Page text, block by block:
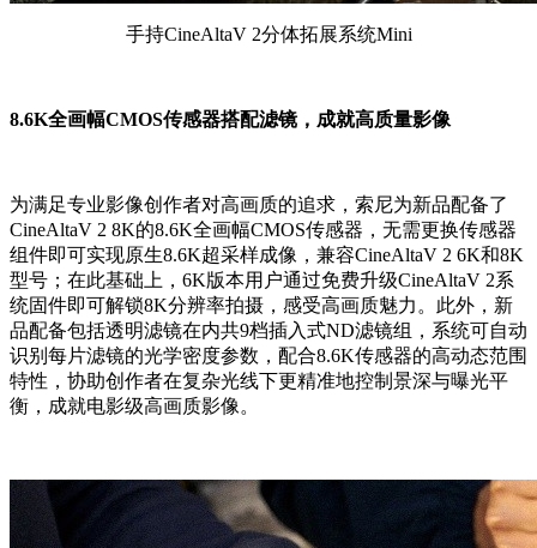
手持CineAltaV 2分体拓展系统Mini
8.6K全画幅CMOS传感器搭配滤镜，成就高质量影像
为满足专业影像创作者对高画质的追求，索尼为新品配备了
CineAltaV 2 8K的8.6K全画幅CMOS传感器，无需更换传感器
组件即可实现原生8.6K超采样成像，兼容CineAltaV 2 6K和8K
型号；在此基础上，6K版本用户通过免费升级CineAltaV 2系
统固件即可解锁8K分辨率拍摄，感受高画质魅力。此外，新
品配备包括透明滤镜在内共9档插入式ND滤镜组，系统可自动
识别每片滤镜的光学密度参数，配合8.6K传感器的高动态范围
特性，协助创作者在复杂光线下更精准地控制景深与曝光平
衡，成就电影级高画质影像。